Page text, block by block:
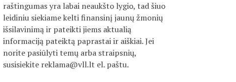
raštingumas yra labai neaukšto lygio, tad šiuo
leidiniu siekiame kelti finansinį jaunų žmonių
išsilavinimą ir pateikti jiems aktualią
informaciją pateiktą paprastai ir aiškiai. Jei
norite pasiūlyti temų arba straipsnių,
susisiekite reklama@vll.lt el. paštu.